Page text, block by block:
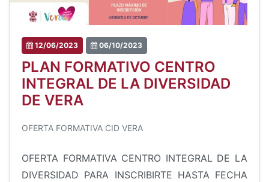
12/06/2023 06/10/2023
PLAN FORMATIVO CENTRO
INTEGRAL DE LA DIVERSIDAD
DE VERA
OFERTA FORMATIVA CID VERA
OFERTA FORMATIVA CENTRO INTEGRAL DE LA
DIVERSIDAD PARA INSCRIBIRTE HASTA FECHA